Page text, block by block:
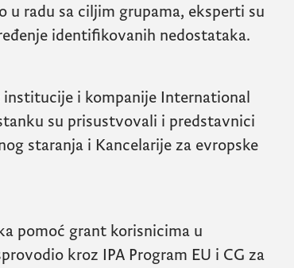
u radu sa ciljim grupama, eksperti su
identifikovanih nedostataka.
i kompanije International
su prisustvovali i predstavnici
staranja i Kancelarije za evropske
pomoć grant korisnicima u
kroz IPA Program EU i CG za